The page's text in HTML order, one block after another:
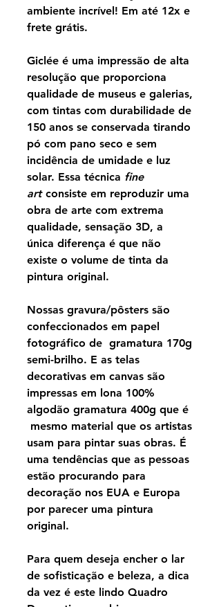
ambiente incrível! Em até 12x e
frete grátis.
Giclée é uma impressão de alta
resolução que proporciona
qualidade de museus e galerias,
com tintas com durabilidade de
150 anos se conservada tirando
pó com pano seco e sem
incidência de umidade e luz
solar. Essa técnica fine
artconsiste em reproduzir uma
obra de arte com extrema
qualidade, sensação 3D, a
única diferença é que não
existe o volume de tinta da
pintura original.
Nossas gravura/pôsters são
confeccionados em papel
fotográfico de gramatura 170g
semi-brilho. E as telas
decorativas em canvas são
impressas em lona 100%
algodão gramatura 400g que é
mesmo material que os artistas
usam para pintar suas obras. É
uma tendências que as pessoas
estão procurando para
decoração nos EUA e Europa
por parecer uma pintura
original.
Para quem deseja encher o lar
de sofisticação e beleza, a dica
da vez é este lindo Quadro